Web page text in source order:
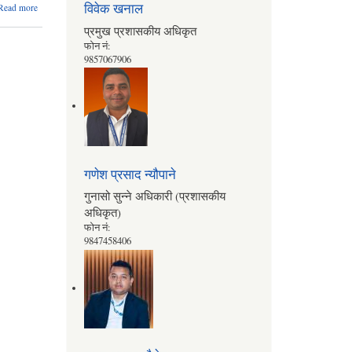
उपेन्द्र अर्याल
उपाध्यक्ष
फोन नं:
९८५७०६७५९२, ९८५७०७२२४४
ज्ञान कुमार बुढा
प्रबक्ता
फोन नं:
more
about मालिका
संक्षिप्त परिचय
विवेक खनाल
प्रमुख प्रशासकीय अधिकृत
फोन नं:
9857067906
गणेश प्रसाद न्यौपाने
गुनासो सुन्ने अधिकारी (प्रशासकीय
अधिकृत)
फोन नं:
9847458406